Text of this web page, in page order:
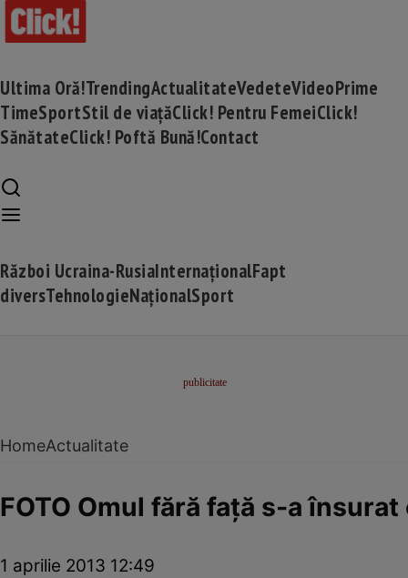
Ultima Oră!TrendingActualitateVedeteVideoPrime
TimeSportStil de viațăClick! Pentru FemeiClick!
SănătateClick! Poftă Bună!Contact
Război Ucraina-RusiaInternaționalFapt
diversTehnologieNaționalSport
HomeActualitate
FOTO Omul fără faţă s-a
1 aprilie 2013 12:49